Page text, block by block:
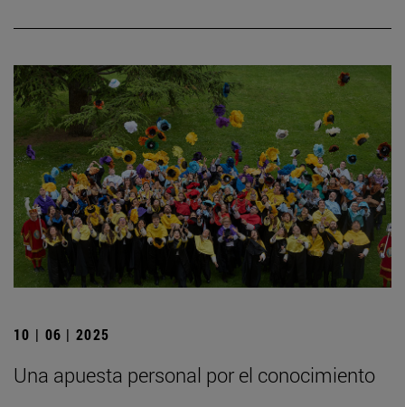
10 | 06 | 2025
Una apuesta personal por el conocimiento